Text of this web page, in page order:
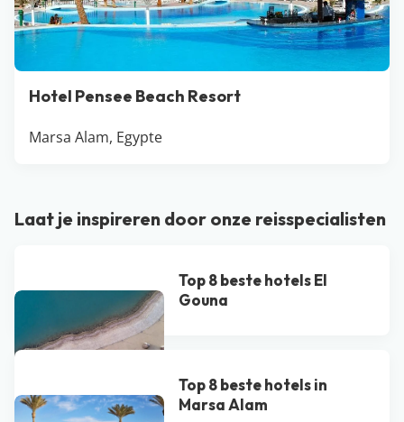
Hotel Pensee Beach Resort
Marsa Alam, Egypte
Laat je inspireren door onze reisspecialisten
Top 8 beste hotels El
Gouna
Top 8 beste hotels in
Marsa Alam